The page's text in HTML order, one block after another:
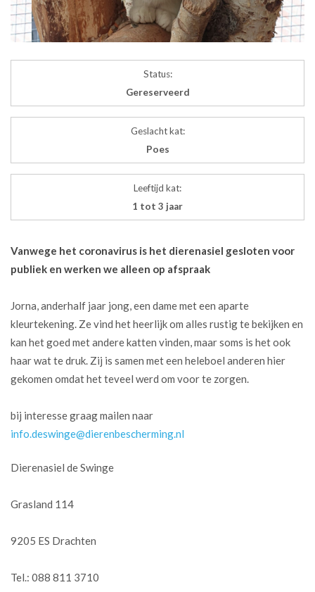
Status:
Gereserveerd
Geslacht kat:
Poes
Leeftijd kat:
1 tot 3 jaar
Vanwege het coronavirus is het dierenasiel gesloten voor
publiek en werken we alleen op afspraak
Jorna, anderhalf jaar jong, een dame met een aparte
kleurtekening. Ze vind het heerlijk om alles rustig te bekijken en
kan het goed met andere katten vinden, maar soms is het ook
haar wat te druk. Zij is samen met een heleboel anderen hier
gekomen omdat het teveel werd om voor te zorgen.
bij interesse graag mailen naar
info.deswinge@dierenbescherming.nl
Dierenasiel de Swinge
Grasland 114
9205 ES Drachten
Tel.: 088 811 3710